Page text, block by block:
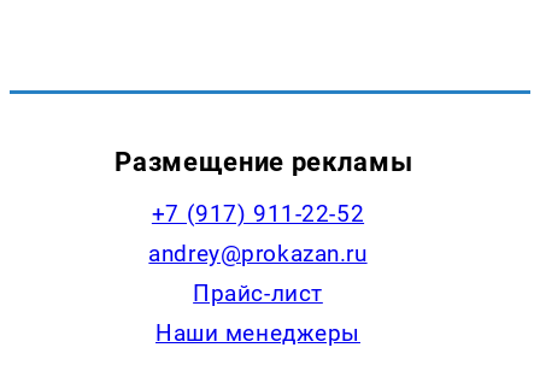
Размещение рекламы
+7 (917) 911-22-52
andrey@prokazan.ru
Прайс-лист
Наши менеджеры